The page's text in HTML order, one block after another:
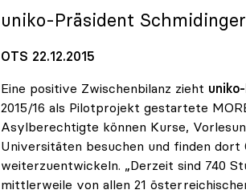
uniko-Präsident
OTS 22.12.2015
Eine positive Zwischenbilanz zieht
2015/16 als Pilotprojekt gestartete
Asylberechtigte können Kurse,
Universitäten besuchen und finden dort
weiterzuentwickeln. „Derzeit sind 740
mittlerweile von allen 21